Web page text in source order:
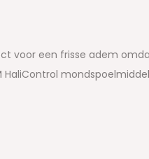
voor een frisse adem